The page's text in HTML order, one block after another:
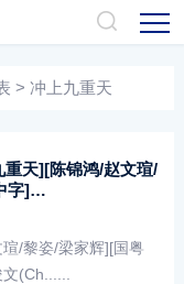
> 冲上九重天
天][陈锦鸿/赵文瑄/
字]
/黎姿/梁家辉][国粤
(Ch......